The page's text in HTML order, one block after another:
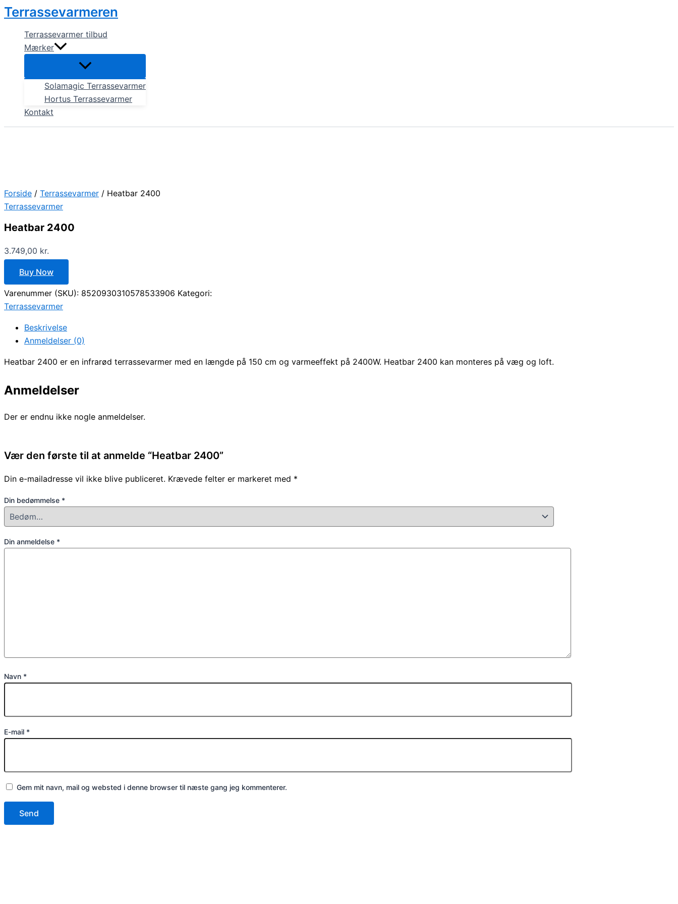
Gå
til
indholdet
Terrassevarmeren
Terrassevarmer tilbud
Mærker
Solamagic Terrassevarmer
Hortus Terrassevarmer
Kontakt
Forside / Terrassevarmer / Heatbar 2400
Terrassevarmer
Heatbar 2400
3.749,00 kr.
Buy Now
Varenummer (SKU): 8520930310578533906 Kategori:
Terrassevarmer
Beskrivelse
Anmeldelser (0)
Heatbar 2400 er en infrarød terrassevarmer med en længde på 150 cm og varmeeffekt på 2400W. Heatbar 2400 kan monteres på væg og loft.
Anmeldelser
Der er endnu ikke nogle anmeldelser.
Vær den første til at anmelde “Heatbar 2400”
Din e-mailadresse vil ikke blive publiceret. Krævede felter er markeret med *
Din bedømmelse *
Din anmeldelse *
Navn *
E-mail *
Gem mit navn, mail og websted i denne browser til næste gang jeg kommenterer.